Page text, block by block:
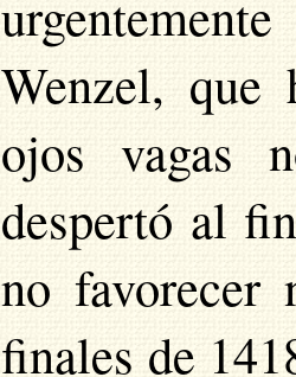
Wenzel, que
ojos vagas
despertó al
no favorecer
finales de